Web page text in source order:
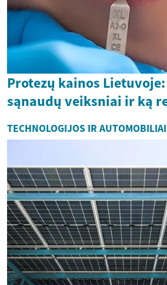
Protezų kainos
sąnaudų veiksniai ir ką
TECHNOLOGIJOS IR AUTOMOBILIAI